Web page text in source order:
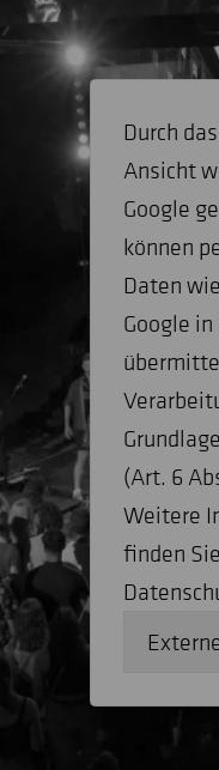
Durch
Ansicht
Google
können
Daten
Google
(Art. 6
Weitere
finden